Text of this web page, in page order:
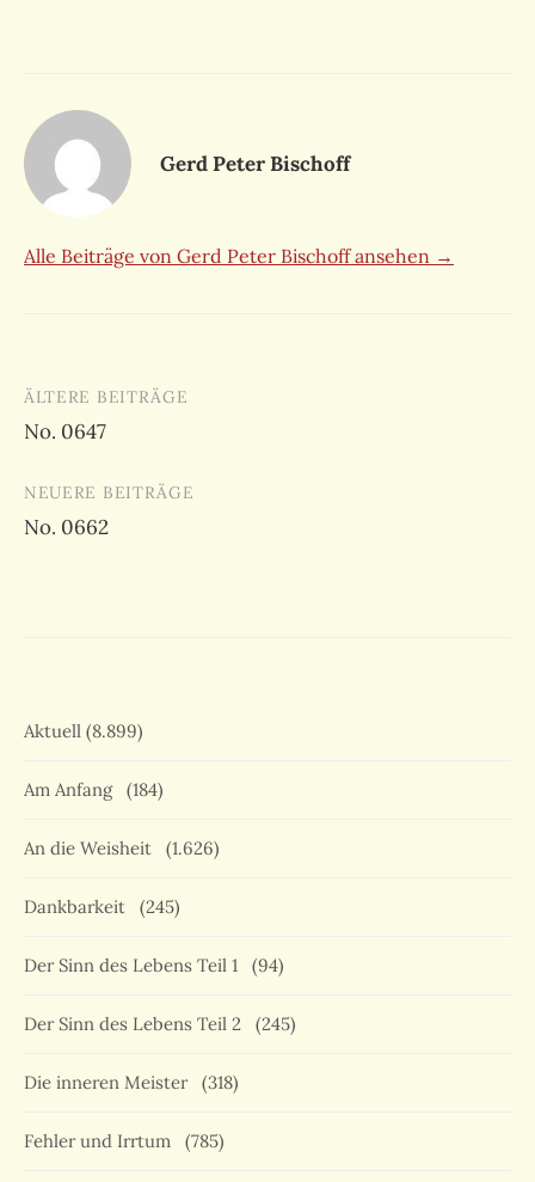
Gerd Peter Bischoff
Alle Beiträge von Gerd Peter Bischoff ansehen →
Beitragsnavigation
ÄLTERE BEITRÄGE
No. 0647
NEUERE BEITRÄGE
No. 0662
Aktuell (8.899)
Am Anfang (184)
An die Weisheit (1.626)
Dankbarkeit (245)
Der Sinn des Lebens Teil 1 (94)
Der Sinn des Lebens Teil 2 (245)
Die inneren Meister (318)
Fehler und Irrtum (785)